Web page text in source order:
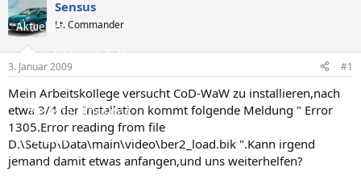
Aktuelles
Empfohlene Inhalte
Neueste Aktivitäten
Leserartikel
Regeln
t
e
e
r
e
t
a
m
Sensus
Lt. Commander
3. Januar 2009 #1
Mein Arbeitskollege versucht CoD-WaW zu installieren,nach
etwa 3/4 der Installation kommt folgende Meldung " Error
1305.Error reading from file
D:\Setup\Data\main\video\ber2_load.bik ".Kann irgend
jemand damit etwas anfangen,und uns weiterhelfen?